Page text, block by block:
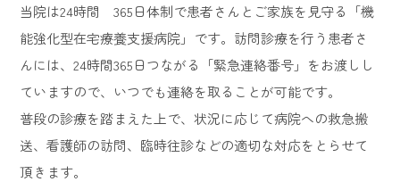
当院は24時間 365日体制で患者さんとご家族を見守る「機
能強化型在宅療養支援病院」です。訪問診療を行う患者さ
んには、24時間365日つながる「緊急連絡番号」をお渡しし
ていますので、いつでも連絡を取ることが可能です。
普段の診療を踏まえた上で、状況に応じて病院への救急搬
送、看護師の訪問、臨時往診などの適切な対応をとらせて
頂きます。